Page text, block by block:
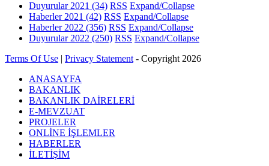
Duyurular 2021 (34) RSS Expand/Collapse
Haberler 2021 (42) RSS Expand/Collapse
Haberler 2022 (356) RSS Expand/Collapse
Duyurular 2022 (250) RSS Expand/Collapse
Terms Of Use | Privacy Statement - Copyright 2026
ANASAYFA
BAKANLIK
BAKANLIK DAİRELERİ
E-MEVZUAT
PROJELER
ONLİNE İŞLEMLER
HABERLER
İLETİŞİM